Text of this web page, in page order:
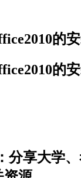
的
的
分享大学